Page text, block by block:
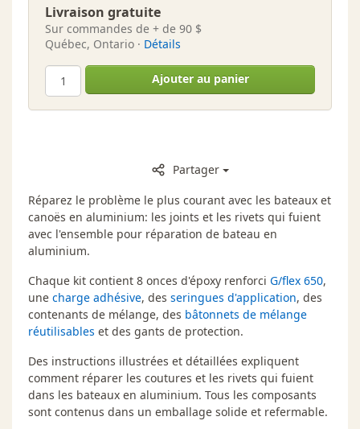
Livraison gratuite
Sur commandes de + de 90 $
Québec, Ontario · Détails
Ajouter au panier
Partager
Réparez le problème le plus courant avec les bateaux et
canoës en aluminium: les joints et les rivets qui fuient
avec l'ensemble pour réparation de bateau en
aluminium.
Chaque kit contient 8 onces d'époxy renforci G/flex 650,
une charge adhésive, des seringues d'application, des
contenants de mélange, des bâtonnets de mélange
réutilisables et des gants de protection.
Des instructions illustrées et détaillées expliquent
comment réparer les coutures et les rivets qui fuient
dans les bateaux en aluminium. Tous les composants
sont contenus dans un emballage solide et refermable.